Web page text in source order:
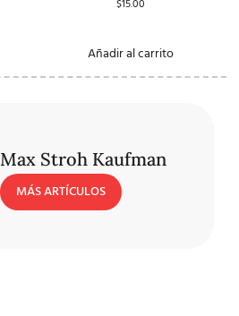
$15.00
Añadir al carrito
Max Stroh Kaufman
MÁS ARTÍCULOS